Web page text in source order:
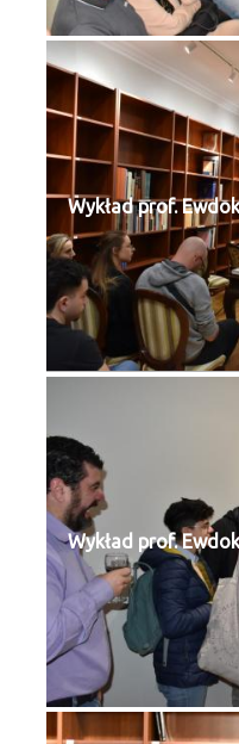
Wykład prof.
Wykład prof.